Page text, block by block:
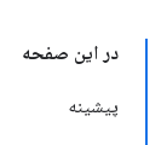
در این صفحه
پیشینه